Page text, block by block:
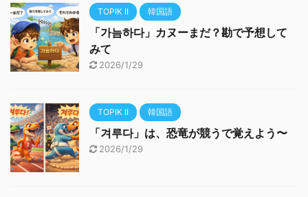
TOPIK II 韓国語
「가늠하다」カヌーまだ？勘で予想して
みて
2026/1/29
TOPIK II 韓国語
「겨루다」は、恐竜が競うで覚えよう〜
2026/1/29